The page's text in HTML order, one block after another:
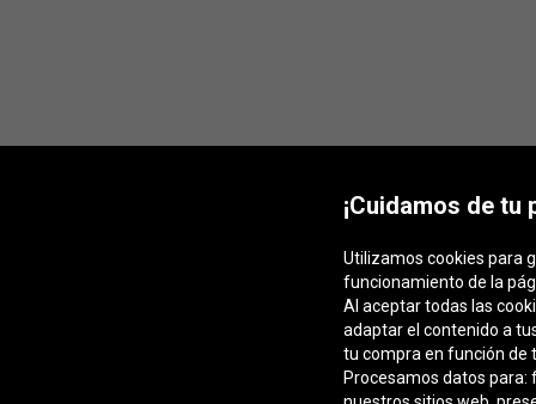
¡Cuidamos de tu
Utilizamos cookies para
funcionamiento de la
Al aceptar todas las
adaptar el contenido a
tu compra en función de
Procesamos datos para: